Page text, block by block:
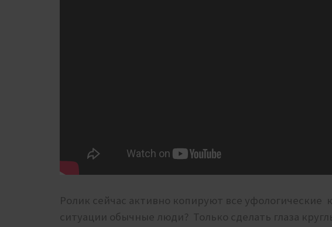
Ролик сейчас активно копируют все уфологические
ситуации обычные люди? Только сделать глаза